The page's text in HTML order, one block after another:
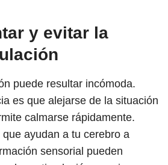
y evitar la
puede resultar incómoda.
es que alejarse de la situación
calmarse rápidamente.
ayudan a tu cerebro a
sensorial pueden